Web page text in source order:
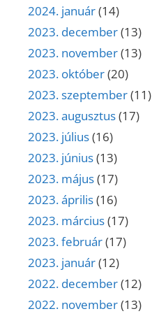
2024. január(14)
2023. december(13)
2023. november(13)
2023. október(20)
2023. szeptember(11)
2023. augusztus(17)
2023. július(16)
2023. június(13)
2023. május(17)
2023. április(16)
2023. március(17)
2023. február(17)
2023. január(12)
2022. december(12)
2022. november(13)